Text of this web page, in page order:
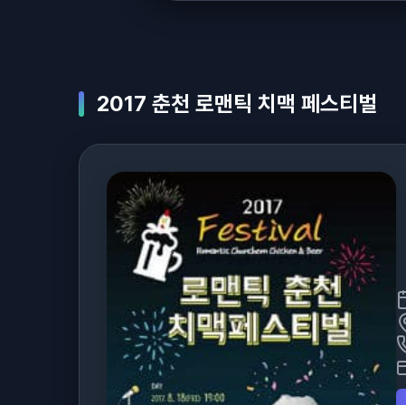
2017 춘천 로맨틱 치맥 페스티벌